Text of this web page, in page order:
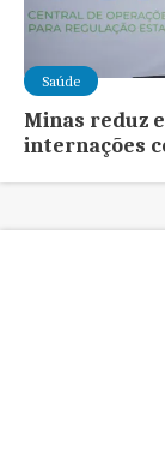
Saúde
Minas reduz
internações